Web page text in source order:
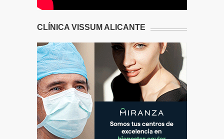
CLÍNICA VISSUM ALICANTE